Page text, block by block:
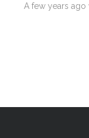
A few years